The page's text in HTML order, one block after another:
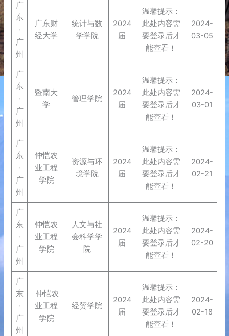
广
东
·
广
州
广东财
经大学
统计与数
学学院
2024
届
温馨提示：
此处内容需
要登录后才
能查看！
2024-
03-05
广
东
·
广
州
暨南大
学
管理学院
2024
届
温馨提示：
此处内容需
要登录后才
能查看！
2024-
03-01
广
东
·
广
州
仲恺农
业工程
学院
资源与环
境学院
2024
届
温馨提示：
此处内容需
要登录后才
能查看！
2024-
02-21
广
东
·
广
州
仲恺农
业工程
学院
人文与社
会科学学
院
2024
届
温馨提示：
此处内容需
要登录后才
能查看！
2024-
02-20
广
东
·
广
州
仲恺农
业工程
学院
经贸学院
2024
届
温馨提示：
此处内容需
要登录后才
能查看！
2024-
02-18